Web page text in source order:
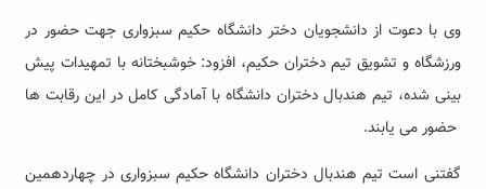
وی با دعوت از دانشجویان دختر دانشگاه حکیم سبزواری جهت حضور در
ورزشگاه و تشویق تیم دختران حکیم، افزود: خوشبختانه با تمهیدات پیش
بینی شده، تیم هندبال دختران دانشگاه با آمادگی کامل در این رقابت ها
حضور می یابند.
گفتنی است تیم هندبال دختران دانشگاه حکیم سبزواری در چهاردهمین